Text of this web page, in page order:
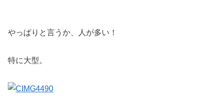
やっぱりと言うか、人が多い！
特に大型。